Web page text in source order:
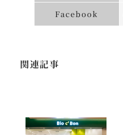
Facebook
関連記事